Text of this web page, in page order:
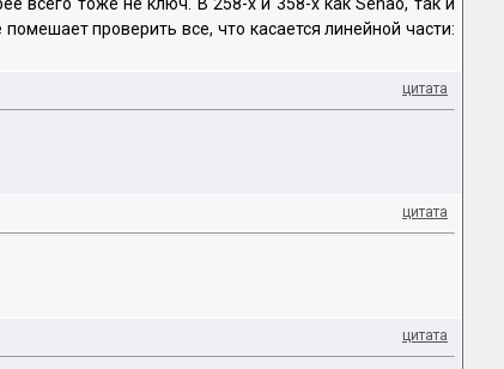
всего тоже не ключ. В 258-х и 358-х как Senao, так и
проверить все, что касается линейной части:
цитата
цитата
цитата